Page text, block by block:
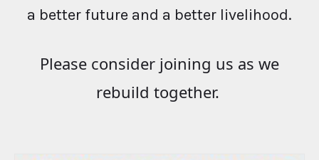
a better future and a better livelihood.
Please consider joining us as we
rebuild together.